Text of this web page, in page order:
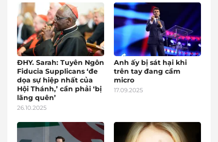
ĐHY. Sarah: Tuyên Ngôn
Fiducia Supplicans ‘đe
dọa sự hiệp nhất của
Hội Thánh,’ cần phải ‘bị
lãng quên’
26.10.2025
Anh ấy bị sát hại khi
trên tay đang cầm
micro
17.09.2025